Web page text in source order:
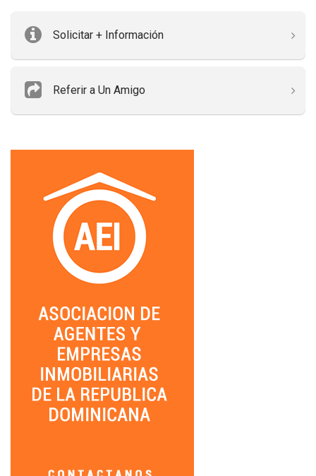
Solicitar + Información
Referir a Un Amigo